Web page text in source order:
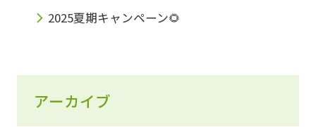
2025夏期キャンペーン🌻
アーカイブ